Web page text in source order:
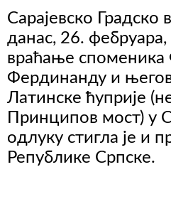
Сарајевско Градско
данас, 26. фебруара,
враћање споменика
Фердинанду и
Латинске ћуприје
Принципов мост) у
одлуку стигла је и
Републике Српске.